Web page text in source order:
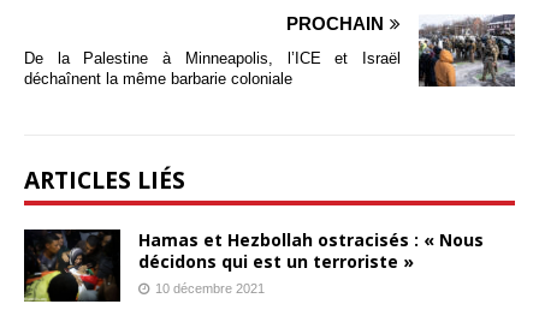
PROCHAIN
De la Palestine à Minneapolis, l’ICE et Israël
déchaînent la même barbarie coloniale
ARTICLES LIÉS
Hamas et Hezbollah ostracisés : « Nous
décidons qui est un terroriste »
10 décembre 2021